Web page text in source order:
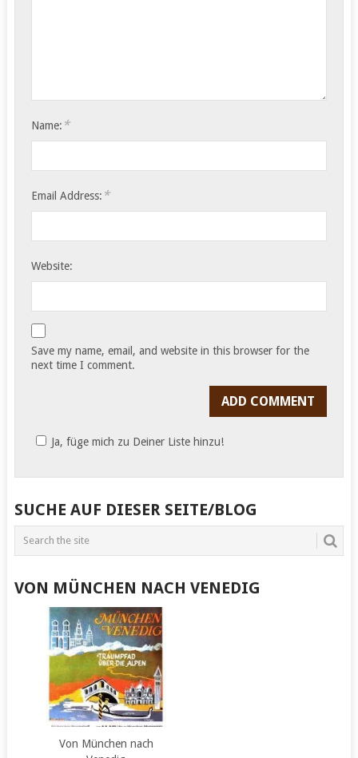
Name: *
Email Address: *
Website:
Save my name, email, and website in this browser for the
next time I comment.
Ja, füge mich zu Deiner Liste hinzu!
SUCHE AUF DIESER SEITE/BLOG
VON MÜNCHEN NACH VENEDIG
Von München nach